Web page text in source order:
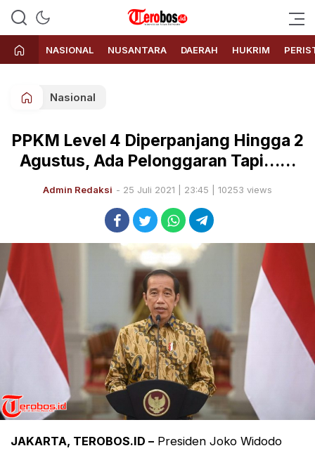
Terobos.id – Kabar terkini dari
Indonesia
Media siber yang menyajikan
berita terbaru dan kabar terkini
dari Indonesia untuk dunia
NASIONAL NUSANTARA DAERAH HUKRIM
Nasional
PPKM Level 4 Diperpanjang Hingga 2
Agustus, Ada Pelonggaran Tapi……
Admin Redaksi - 25 Juli 2021 | 23:45 | 10253 views
JAKARTA, TEROBOS.ID – Presiden Joko Widodo